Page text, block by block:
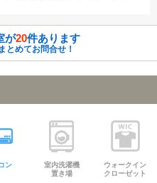
が20件あります
とめてお問合せ！
ン
室内洗濯機
置き場
ウォークイン
クローゼット